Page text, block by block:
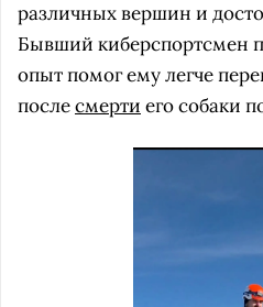
различных вершин и
Бывший киберспортсмен
опыт помог ему легче
послесмерти его собаки